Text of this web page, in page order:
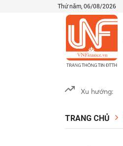
Thứ năm, 06/08/2026
Xu hướng:
TRANG CHỦ